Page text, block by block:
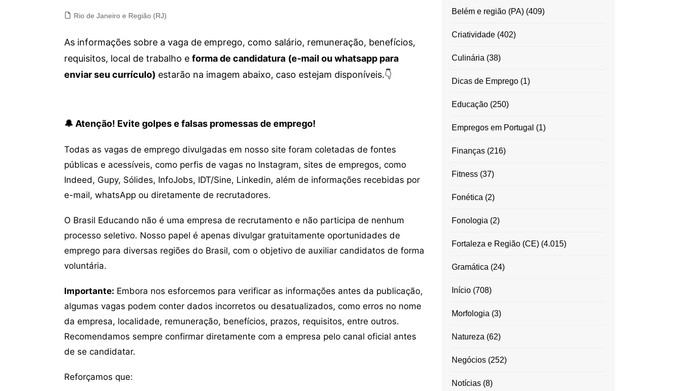
Rio de Janeiro e Região (RJ)
As informações sobre a vaga de emprego, como salário, remuneração, benefícios,
requisitos, local de trabalho e forma de candidatura (e-mail ou whatsapp para
enviar seu currículo) estarão na imagem abaixo, caso estejam disponíveis.👇
🔔 Atenção! Evite golpes e falsas promessas de emprego!
Todas as vagas de emprego divulgadas em nosso site foram coletadas de fontes
públicas e acessíveis, como perfis de vagas no Instagram, sites de empregos, como
Indeed, Gupy, Sólides, InfoJobs, IDT/Sine, Linkedin, além de informações recebidas por
e-mail, whatsApp ou diretamente de recrutadores.
O Brasil Educando não é uma empresa de recrutamento e não participa de nenhum
processo seletivo. Nosso papel é apenas divulgar gratuitamente oportunidades de
emprego para diversas regiões do Brasil, com o objetivo de auxiliar candidatos de forma
voluntária.
Importante: Embora nos esforcemos para verificar as informações antes da publicação,
algumas vagas podem conter dados incorretos ou desatualizados, como erros no nome
da empresa, localidade, remuneração, benefícios, prazos, requisitos, entre outros.
Recomendamos sempre confirmar diretamente com a empresa pelo canal oficial antes
de se candidatar.
Reforçamos que:
Belém e região (PA)(409)
Criatividade(402)
Culinária (38)
Dicas de Emprego(1)
Educação(250)
Empregos em Portugal (1)
Finanças(216)
Fitness(37)
Fonética (2)
Fonologia (2)
Fortaleza e Região (CE)(4.015)
Gramática (24)
Início(708)
Morfologia (3)
Natureza (62)
Negócios(252)
Notícias(8)